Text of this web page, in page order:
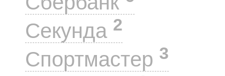
Секунда 2
Спортмастер 3